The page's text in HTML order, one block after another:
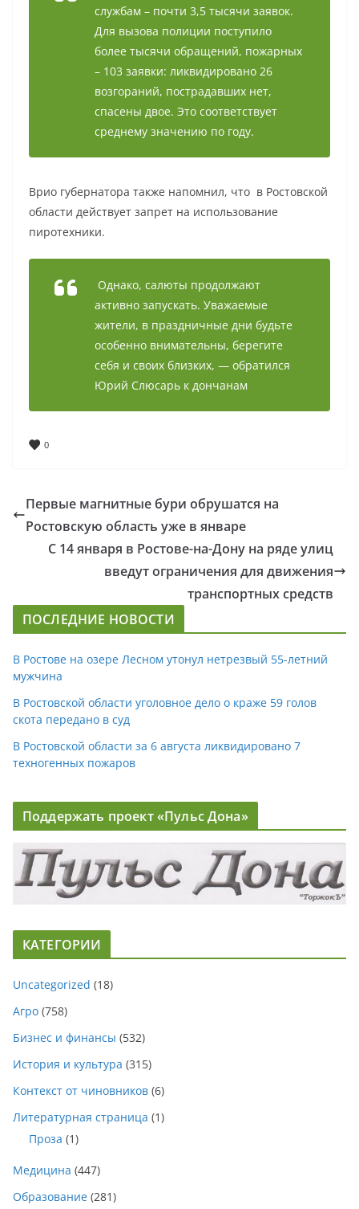
службам – почти 3,5 тысячи заявок.
Для вызова полиции поступило
более тысячи обращений, пожарных
– 103 заявки: ликвидировано 26
возгораний, пострадавших нет,
спасены двое. Это соответствует
среднему значению по году.
Врио губернатора также напомнил, что в Ростовской
области действует запрет на использование
пиротехники.
Однако, салюты продолжают
активно запускать. Уважаемые
жители, в праздничные дни будьте
особенно внимательны, берегите
себя и своих близких, — обратился
Юрий Слюсарь к дончанам
0
Первые магнитные бури обрушатся на
Ростовскую область уже в январе
С 14 января в Ростове-на-Дону на ряде улиц
введут ограничения для движения
транспортных средств
ПОСЛЕДНИЕ НОВОСТИ
В Ростове на озере Лесном утонул нетрезвый 55-летний
мужчина
В Ростовской области уголовное дело о краже 59 голов
скота передано в суд
В Ростовской области за 6 августа ликвидировано 7
техногенных пожаров
Поддержать проект «Пульс Дона»
КАТЕГОРИИ
Uncategorized (18)
Агро (758)
Бизнес и финансы (532)
История и культура (315)
Контекст от чиновников (6)
Литературная страница (1)
Проза (1)
Медицина (447)
Образование (281)